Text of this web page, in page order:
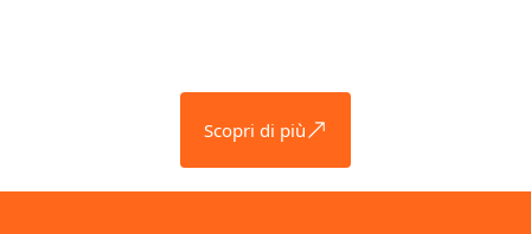
Scopri di più